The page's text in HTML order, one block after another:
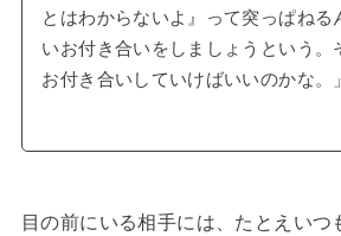
とはわからないよ』って突っぱねる
いお付き合いをしましょうという。
お付き合いしていけばいいのかな。」
目の前にいる相手には、たとえいつ